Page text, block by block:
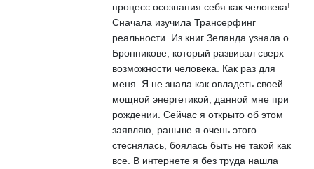
процесс осознания себя как человека!
Сначала изучила Трансерфинг
реальности. Из книг Зеланда узнала о
Бронникове, который развивал сверх
возможности человека. Как раз для
меня. Я не знала как овладеть своей
мощной энергетикой, данной мне при
рождении. Сейчас я открыто об этом
заявляю, раньше я очень этого
стеснялась, боялась быть не такой как
все. В интернете я без труда нашла